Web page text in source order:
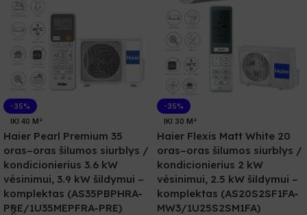
-35%
IKI 40 M²
Haier Pearl Premium 35
oras–oras šilumos siurblys /
kondicionierius 3.6 kW
vėsinimui, 3.9 kW šildymui –
komplektas (AS35PBPHRA-
PRE/1U35MEPFRA-PRE)
-35%
IKI 30 M²
Haier Flexis Matt White 20
oras–oras šilumos siurblys /
kondicionierius 2 kW
vėsinimui, 2.5 kW šildymui –
komplektas (AS20S2SF1FA-
MW3/1U25S2SM1FA)